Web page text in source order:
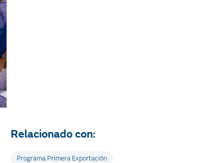
Relacionado con:
Programa Primera Exportación